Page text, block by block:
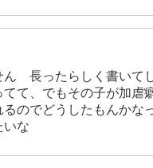
長ったらしく書いて
て、でもその子が加虐
のでどうしたもんか
いな